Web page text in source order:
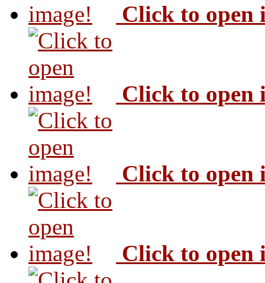
Click to open
Click to open
Click to open
Click to open